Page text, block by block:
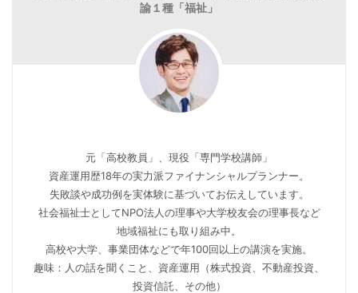
諭１種「福祉」
元「高校教員」、現役「専門学校講師」
資産運用歴18年の実力派ファイナンシャルプランナー。
失敗談や成功例を実体験に基づいてお伝えしています。
社会福祉士としてNPO法人の理事や大学校友会の理事長など
地域福祉にも取り組み中。
高校や大学、事業団体などで年100回以上の講演を実施。
趣味：人の話を聞くこと、資産運用（株式投資、不動産投資、
投資信託、その他）